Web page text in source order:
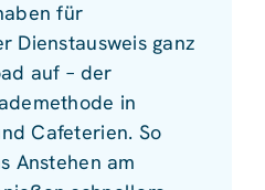
für
Dienstausweis ganz
auf – der
in
Cafeterien. So
Anstehen am